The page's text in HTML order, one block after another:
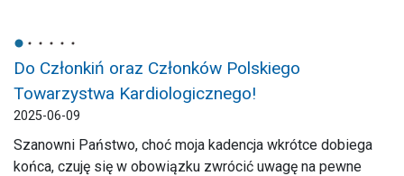
Do Członkiń oraz Członków Polskiego
Towarzystwa Kardiologicznego!
2025-06-09
Szanowni Państwo, choć moja kadencja wkrótce dobiega
końca, czuję się w obowiązku zwrócić uwagę na pewne